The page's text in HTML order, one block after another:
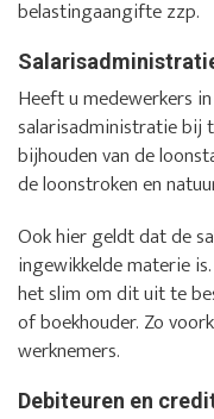
belastingaangifte zzp.
Heeft u medewerkers
salarisadministratie bij
bijhouden van de
de loonstroken en
Ook hier geldt dat de
ingewikkelde materie
het slim om dit uit te
of boekhouder. Zo
werknemers.
Debiteuren en